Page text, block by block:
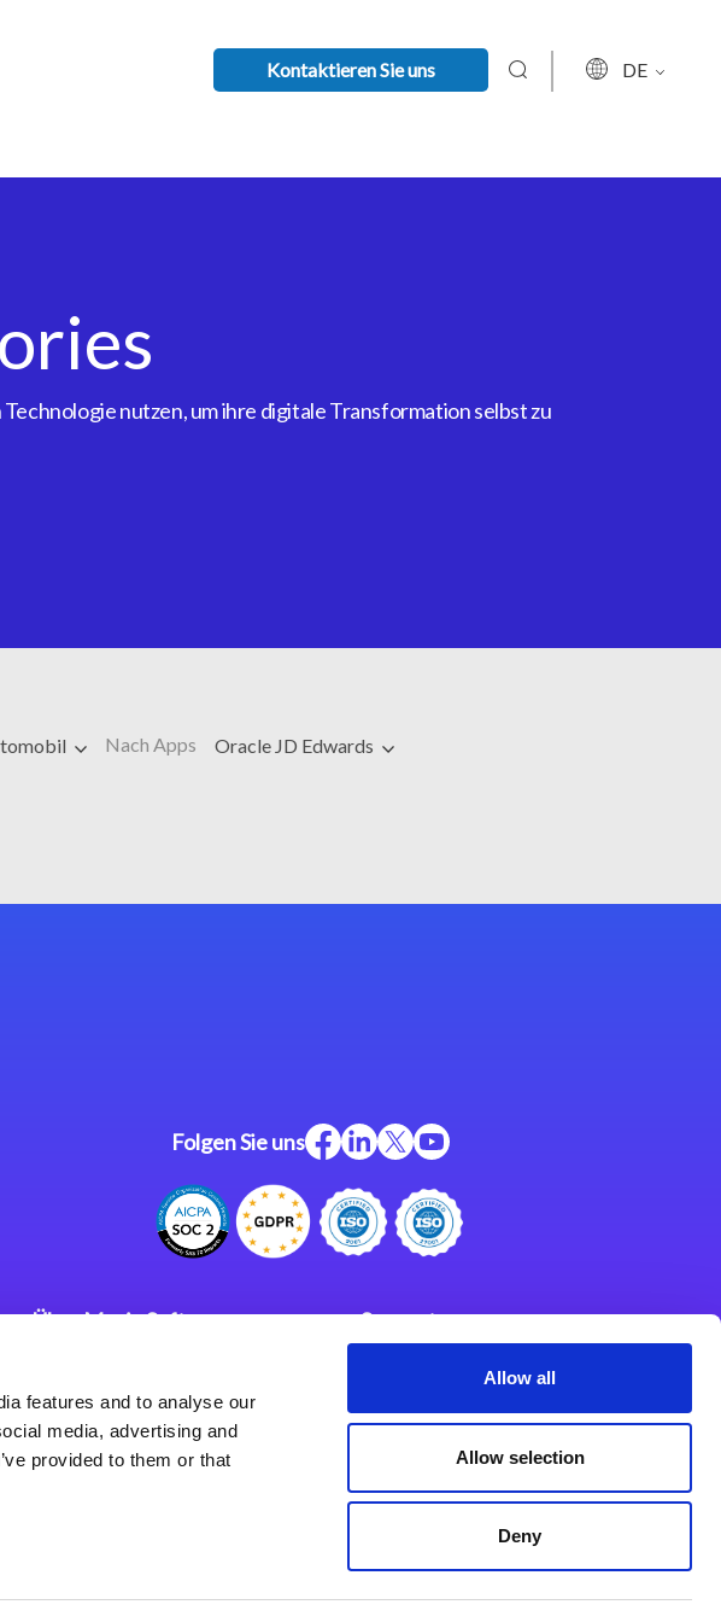
features and to analyse our
media, advertising and
provided to them or that
Allow all
Allow selection
Deny
Kontaktieren Sie uns DE
nutzen, um ihre digitale Transformation selbst zu
Nach Apps Oracle JD Edwards
Folgen Sie uns
Über Magic Software
Karriere
Datenschutzerklärung
Weltweite Niederlassungen
Support
Impressum